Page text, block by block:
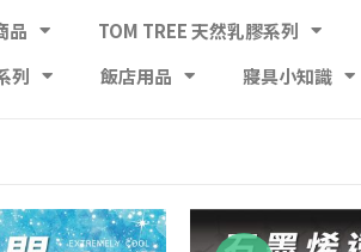
品 TOM TREE 天然乳膠系列
列 飯店用品 寢具小知識